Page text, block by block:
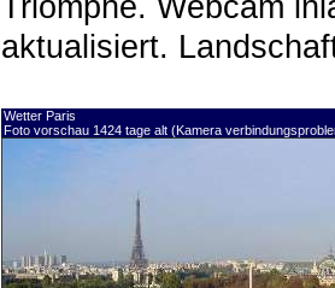
aktualisiert.
Wetter Paris
Foto vorschau 1424 tage alt (Kamera